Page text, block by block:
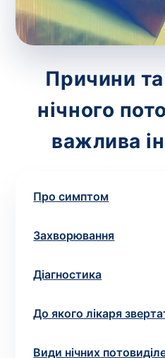
Причини та
нічного
важлива
Про симптом
Захворювання
Діагностика
До якого лікаря
Види нічних
Аналіз
Номер телефону
Вибрати клініку
Оформити замовлення